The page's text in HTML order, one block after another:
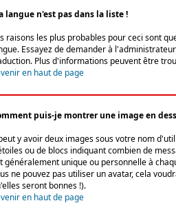
langue n'est pas dans la liste !
raisons les plus probables pour ceci sont
Essayez de demander à
Plus d'informations peuvent être
en haut de page
puis-je montrer une image en
y avoir deux images sous votre nom
ou de blocs indiquant combien de
généralement unique ou personnelle à
ne pouvez pas utiliser un avatar, cela
seront bonnes !).
en haut de page